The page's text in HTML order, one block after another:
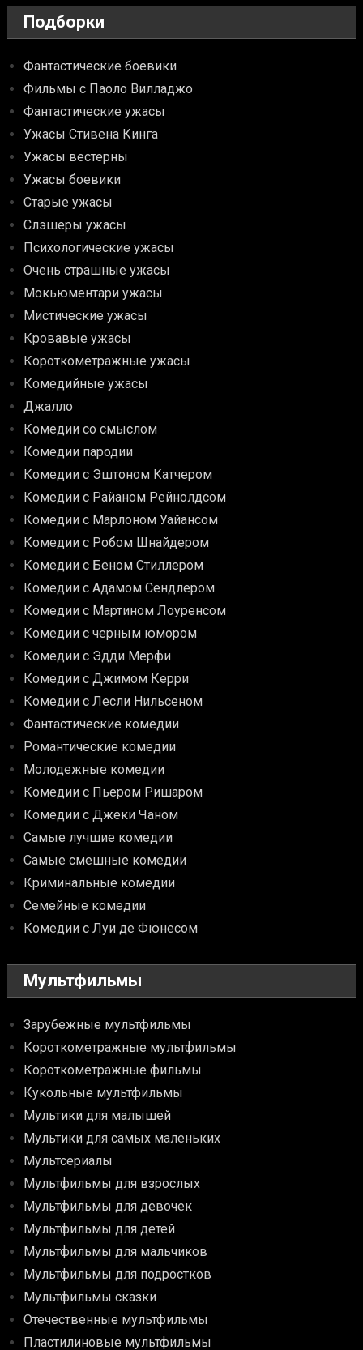
Подборки
Фантастические боевики
Фильмы с Паоло Вилладжо
Фантастические ужасы
Ужасы Стивена Кинга
Ужасы вестерны
Ужасы боевики
Старые ужасы
Слэшеры ужасы
Психологические ужасы
Очень страшные ужасы
Мокьюментари ужасы
Мистические ужасы
Кровавые ужасы
Короткометражные ужасы
Комедийные ужасы
Джалло
Комедии со смыслом
Комедии пародии
Комедии с Эштоном Катчером
Комедии с Райаном Рейнолдсом
Комедии с Марлоном Уайансом
Комедии с Робом Шнайдером
Комедии с Беном Стиллером
Комедии с Адамом Сендлером
Комедии с Мартином Лоуренсом
Комедии с черным юмором
Комедии с Эдди Мерфи
Комедии с Джимом Керри
Комедии с Лесли Нильсеном
Фантастические комедии
Романтические комедии
Молодежные комедии
Комедии с Пьером Ришаром
Комедии с Джеки Чаном
Самые лучшие комедии
Самые смешные комедии
Криминальные комедии
Семейные комедии
Комедии с Луи де Фюнесом
Мультфильмы
Зарубежные мультфильмы
Короткометражные мультфильмы
Короткометражные фильмы
Кукольные мультфильмы
Мультики для малышей
Мультики для самых маленьких
Мультсериалы
Мультфильмы для взрослых
Мультфильмы для девочек
Мультфильмы для детей
Мультфильмы для мальчиков
Мультфильмы для подростков
Мультфильмы сказки
Отечественные мультфильмы
Пластилиновые мультфильмы